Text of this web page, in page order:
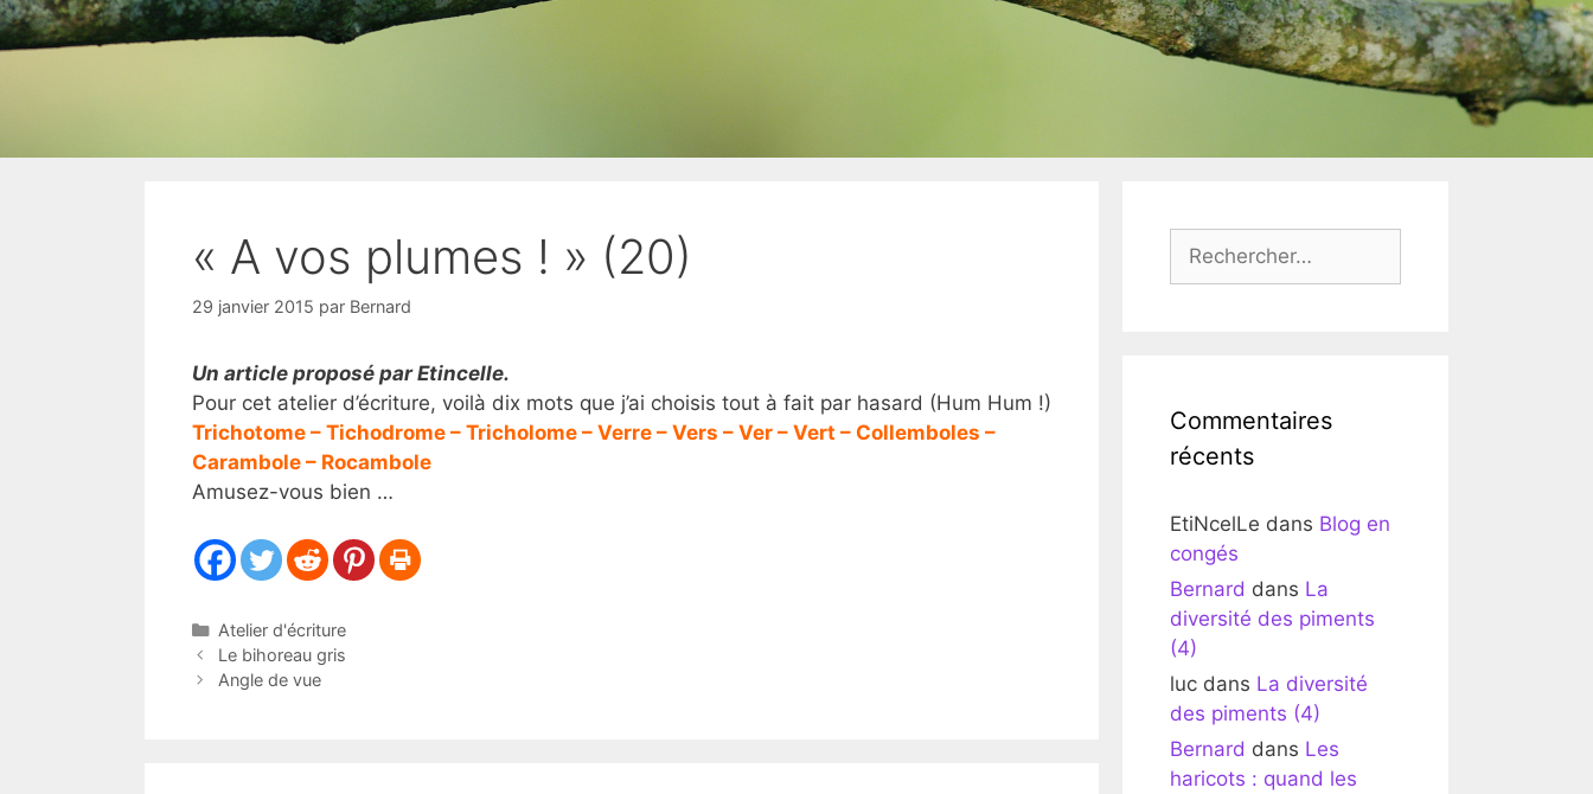
« A vos plumes ! » (20)
29 janvier 2015 par Bernard
Un article proposé par Etincelle.
Pour cet atelier d’écriture, voilà dix mots que j’ai choisis tout à fait par hasard (Hum Hum !)
Trichotome – Tichodrome – Tricholome – Verre – Vers – Ver – Vert – Collemboles –
Carambole – Rocambole
Amusez-vous bien …
Catégories
Atelier d'écriture
Le bihoreau gris
Angle de vue
Commentaires
récents
EtiNcelLe dans Blog en
congés
Bernard dans La
diversité des piments
(4)
luc dans La diversité
des piments (4)
Bernard dans Les
haricots : quand les